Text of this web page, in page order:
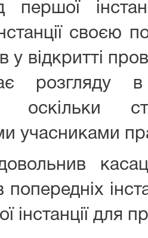
першої
своєю
у відкритті
розгляду
оскільки
учасниками
попередніх
інстанції для